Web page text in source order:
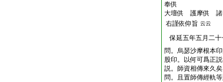
奉供
大壇供 護摩供 諸
右謹依仰旨 云云
保延五年五月二十
問。烏瑟沙摩根本
股印。以何可爲正
説。師資相傳來久
問。且置師傳經軌